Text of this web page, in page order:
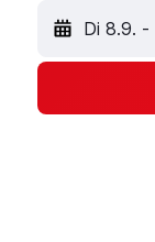
Di 8.9. -